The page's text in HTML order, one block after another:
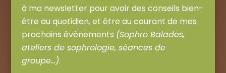
à ma newsletter pour avoir des conseils bien-
être au quotidien, et être au courant de mes
prochains évènements (Sophro Balades,
ateliers de sophrologie, séances de
groupe…).